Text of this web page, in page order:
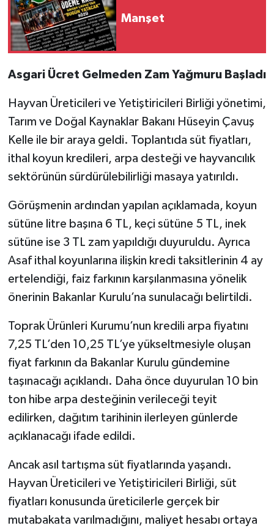
Manşet
Asgari Ücret Gelmeden Zam Yağmuru Başladı
Hayvan Üreticileri ve Yetiştiricileri Birliği yönetimi,
Tarım ve Doğal Kaynaklar Bakanı Hüseyin Çavuş
Kelle ile bir araya geldi. Toplantıda süt fiyatları,
ithal koyun kredileri, arpa desteği ve hayvancılık
sektörünün sürdürülebilirliği masaya yatırıldı.
Görüşmenin ardından yapılan açıklamada, koyun
sütüne litre başına 6 TL, keçi sütüne 5 TL, inek
sütüne ise 3 TL zam yapıldığı duyuruldu. Ayrıca
Asaf ithal koyunlarına ilişkin kredi taksitlerinin 4 ay
ertelendiği, faiz farkının karşılanmasına yönelik
önerinin Bakanlar Kurulu’na sunulacağı belirtildi.
Toprak Ürünleri Kurumu’nun kredili arpa fiyatını
7,25 TL’den 10,25 TL’ye yükseltmesiyle oluşan
fiyat farkının da Bakanlar Kurulu gündemine
taşınacağı açıklandı. Daha önce duyurulan 10 bin
ton hibe arpa desteğinin verileceği teyit
edilirken, dağıtım tarihinin ilerleyen günlerde
açıklanacağı ifade edildi.
Ancak asıl tartışma süt fiyatlarında yaşandı.
Hayvan Üreticileri ve Yetiştiricileri Birliği, süt
fiyatları konusunda üreticilerle gerçek bir
mutabakata varılmadığını, maliyet hesabı ortaya